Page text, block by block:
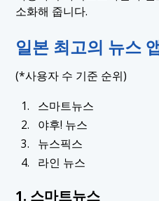
소화해 줍니다.
일본 최고의 뉴스
(*사용자 수 기준 순위)
스마트뉴스
야후! 뉴스
뉴스픽스
라인 뉴스
1. 스마트뉴스